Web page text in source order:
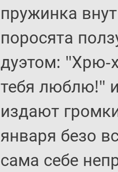
пружинка
поросята
дуэтом:
тебя люблю!"
издают
января безо
сама себе